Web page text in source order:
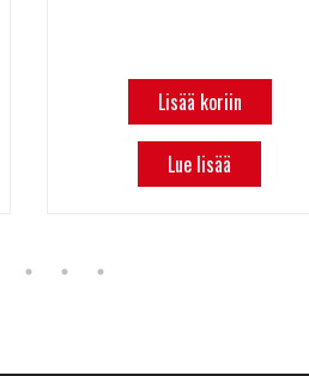
Lisää koriin
Lue lisää